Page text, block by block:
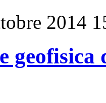
2014